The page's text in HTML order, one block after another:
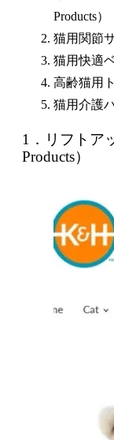
Products）
猫用関節
猫用快適
高齢猫用
猫用介護
1．リフトア
Products）